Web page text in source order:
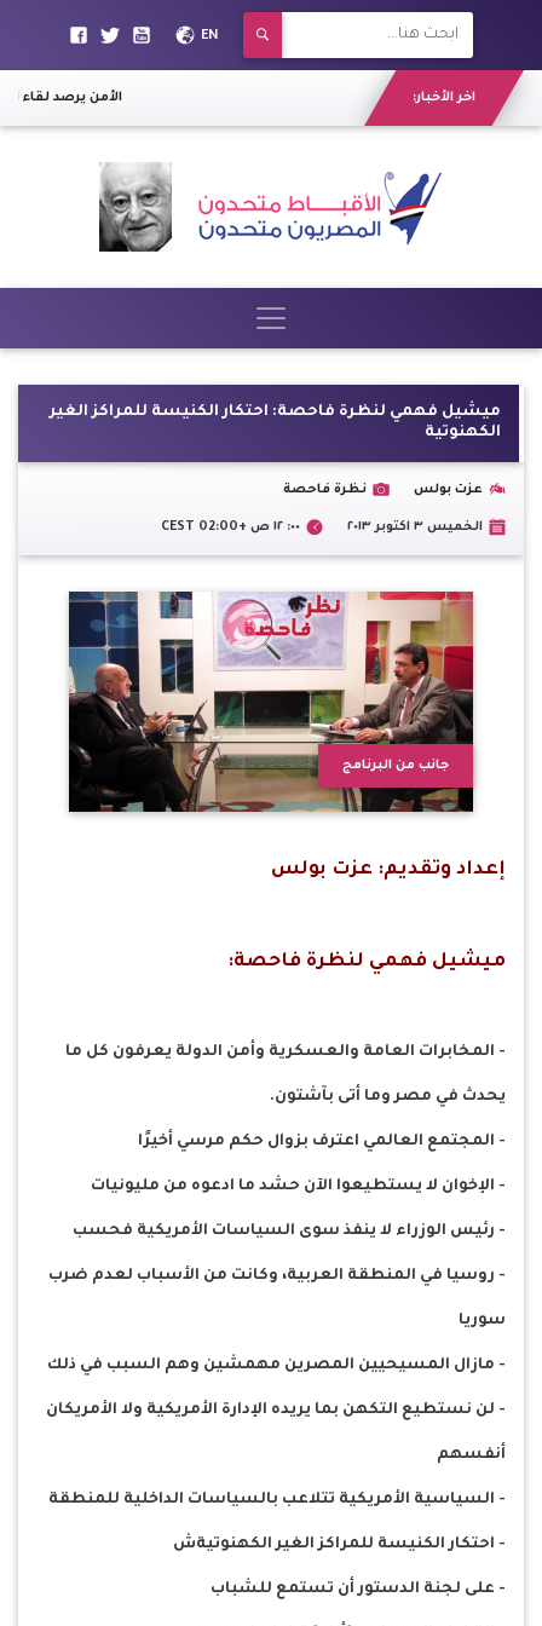
EN
اخر الأخبار: الأمن يرصد لقاء
ميشيل فهمي لنظرة فاحصة: احتكار الكنيسة للمراكز الغير
الكهنوتية
عزت بولس نظرة فاحصة
الخميس ٣ اكتوبر ٢٠١٣ ٠٠: ١٢ ص +02:00 CEST
جانب من البرنامج
إعداد وتقديم: عزت بولس
ميشيل فهمي لنظرة فاحصة:
- المخابرات العامة والعسكرية وأمن الدولة يعرفون كل ما
يحدث في مصر وما أتى بآشتون.
- المجتمع العالمي اعترف بزوال حكم مرسي أخيرًا
- الإخوان لا يستطيعوا الآن حشد ما ادعوه من مليونيات
- رئيس الوزراء لا ينفذ سوى السياسات الأمريكية فحسب
- روسيا في المنطقة العربية، وكانت من الأسباب لعدم ضرب
سوريا
- مازال المسيحيين المصرين مهمشين وهم السبب في ذلك
- لن نستطيع التكهن بما يريده الإدارة الأمريكية ولا الأمريكان
أنفسهم
- السياسية الأمريكية تتلاعب بالسياسات الداخلية للمنطقة
- احتكار الكنيسة للمراكز الغير الكهنوتيةش
- على لجنة الدستور أن تستمع للشباب